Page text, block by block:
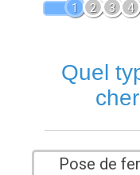
1 2 3 4
Quel
Pose de